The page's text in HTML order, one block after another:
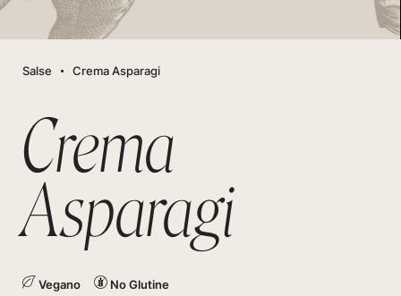
Salse Crema Asparagi
Crema
Asparagi
Vegano No Glutine